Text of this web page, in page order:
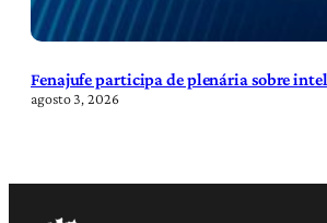
Fenajufe participa de plenária sobre
agosto 3, 2026